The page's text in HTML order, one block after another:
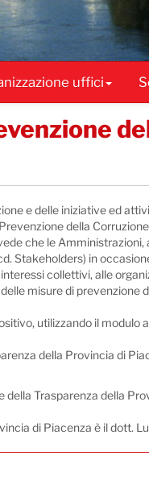
uffici
e delle iniziative ed
della
che le
Stakeholders) in
collettivi, alle
misure di
utilizzando il modulo
della Provincia di
della Trasparenza della
di Piacenza è il dott.